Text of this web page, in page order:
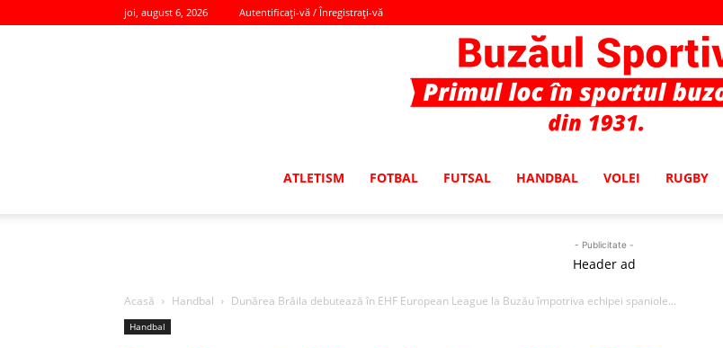
joi, august 6, 2026 Autentificați-vă / Înregistrați-vă
Sportiv
ATLETISM FOTBAL FUTSAL HANDBAL VOLEI RUGBY
- Publicitate -
Header ad
Acasă Handbal Dunărea Brăila debutează în EHF European League la Buzău împotriva echipei spaniole...
Handbal